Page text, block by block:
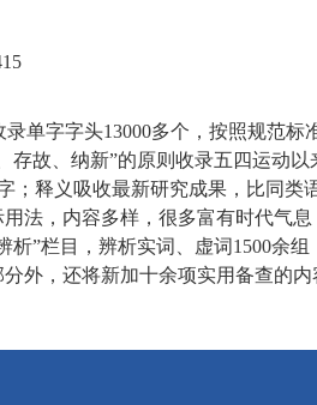
单字字头13000多个，按照规范标
存故、纳新”的原则收录五四运动
；释义吸收最新研究成果，比同类
法，内容多样，很多富有时代气
析”栏目，辨析实词、虚词1500余
外，还将新加十余项实用备查的内